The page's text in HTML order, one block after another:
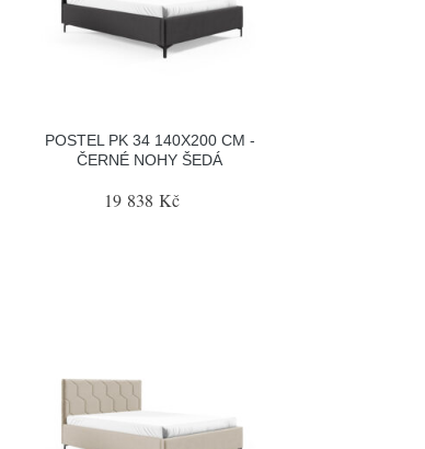
POSTEL PK 34 140X200 CM -
ČERNÉ NOHY ŠEDÁ
19 838 Kč